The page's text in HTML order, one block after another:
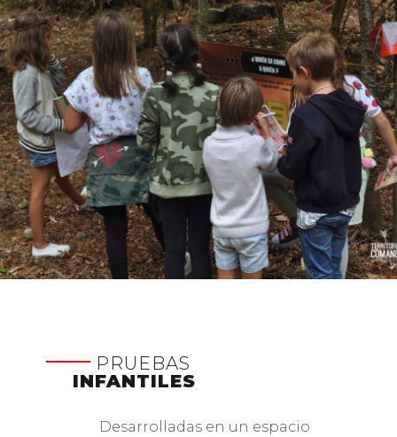
PRUEBAS
INFANTILES
Desarrolladas en un espacio